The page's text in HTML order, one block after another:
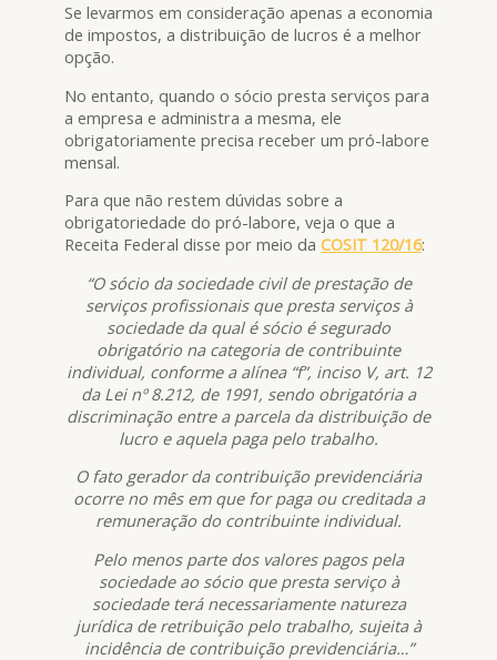
Se levarmos em consideração apenas a economia
de impostos, a distribuição de lucros é a melhor
opção.
No entanto, quando o sócio presta serviços para
a empresa e administra a mesma, ele
obrigatoriamente precisa receber um pró-labore
mensal.
Para que não restem dúvidas sobre a
obrigatoriedade do pró-labore, veja o que a
Receita Federal disse por meio da COSIT 120/16:
“O sócio da sociedade civil de prestação de
serviços profissionais que presta serviços à
sociedade da qual é sócio é segurado
obrigatório na categoria de contribuinte
individual, conforme a alínea “f”, inciso V, art. 12
da Lei nº 8.212, de 1991, sendo obrigatória a
discriminação entre a parcela da distribuição de
lucro e aquela paga pelo trabalho.
O fato gerador da contribuição previdenciária
ocorre no mês em que for paga ou creditada a
remuneração do contribuinte individual.
Pelo menos parte dos valores pagos pela
sociedade ao sócio que presta serviço à
sociedade terá necessariamente natureza
jurídica de retribuição pelo trabalho, sujeita à
incidência de contribuição previdenciária…”